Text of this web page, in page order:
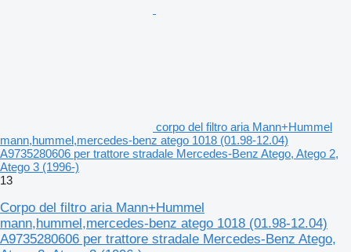
corpo del filtro aria Mann+Hummel
mann,hummel,mercedes-benz atego 1018 (01.98-12.04)
A9735280606 per trattore stradale Mercedes-Benz Atego, Atego 2,
Atego 3 (1996-)
13
Corpo del filtro aria Mann+Hummel
mann,hummel,mercedes-benz atego 1018 (01.98-12.04)
A9735280606 per trattore stradale Mercedes-Benz Atego,